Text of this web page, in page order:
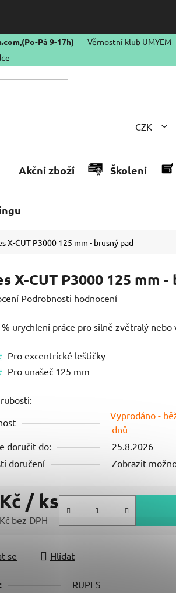
,(Po-Pá 9-17h) Věrnostní klub UMYEM
CZK
Akční zboží Školení
X-CUT P3000 125 mm - brusný pad
X-CUT P3000 125 mm
Podrobnosti hodnocení
urychlení práce pro silně zvětralý nebo
Pro excentrické leštičky
Pro unašeč 125 mm
Vyprodáno -
dnů
doručit do:
25.8.2026
doručení
Zobrazit
/ ks
bez DPH
se Hlídat
RUPES